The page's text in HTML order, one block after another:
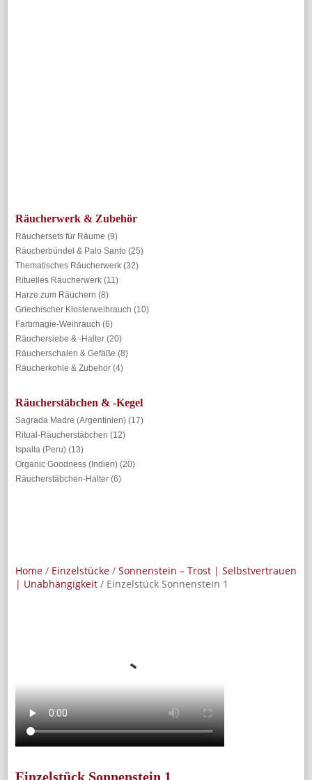
Räucherwerk & Zubehör
Räuchersets für Räume (9)
Räucherbündel & Palo Santo (25)
Thematisches Räucherwerk(32)
Rituelles Räucherwerk(11)
Harze zum Räuchern (8)
Griechischer Klosterweihrauch (10)
Farbmagie-Weihrauch (6)
Räuchersiebe & -Halter(20)
Räucherschalen & Gefäße (8)
Räucherkohle & Zubehör(4)
Räucherstäbchen & -Kegel
Sagrada Madre (Argentinien)(17)
Ritual-Räucherstäbchen (12)
Ispalla (Peru)(13)
Organic Goodness (Indien) (20)
Räucherstäbchen-Halter(6)
Home/ Einzelstücke/ Sonnenstein – Trost | Selbstvertrauen
| Unabhängigkeit/ Einzelstück Sonnenstein 1